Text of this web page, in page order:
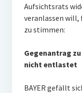
Aufsichtsrats
veranlassen will,
zu stimmen:
Gegenantrag
nicht entlastet
BAYER gefällt